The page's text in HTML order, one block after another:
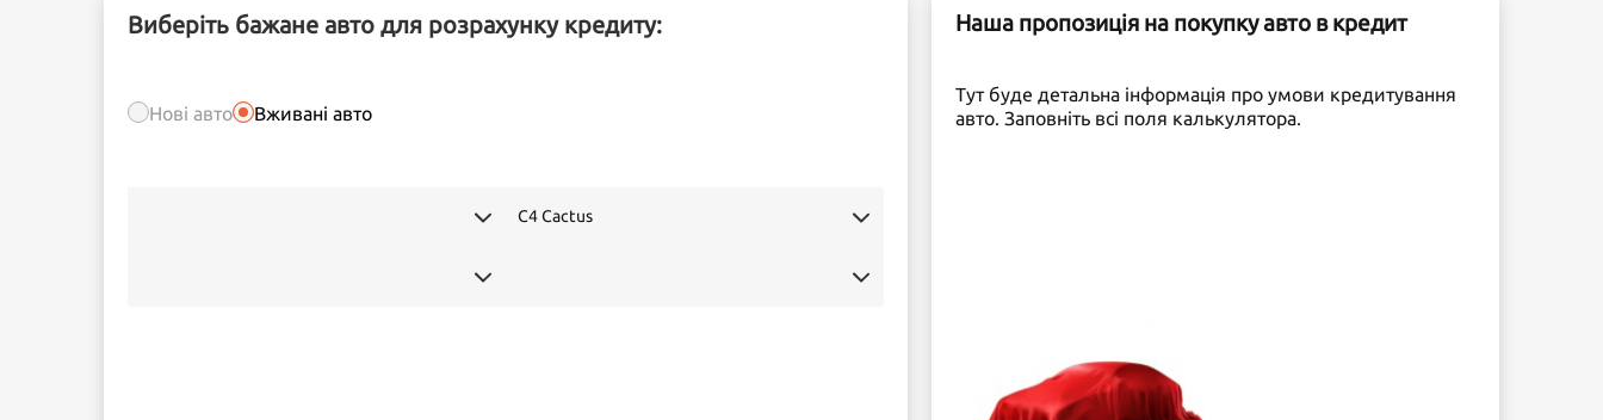
Виберіть бажане авто для розрахунку кредиту:
Нові авто Вживані авто
Наша пропозиція на покупку авто в кредит
Тут буде детальна інформація про умови кредитування
авто. Заповніть всі поля калькулятора.